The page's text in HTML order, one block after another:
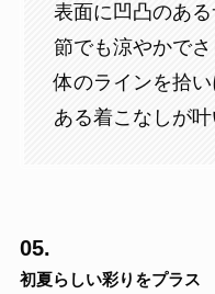
表面に凹凸のあ
節でも涼やかで
体のラインを拾
ある着こなしが叶
05.
初夏らしい彩りをプラス